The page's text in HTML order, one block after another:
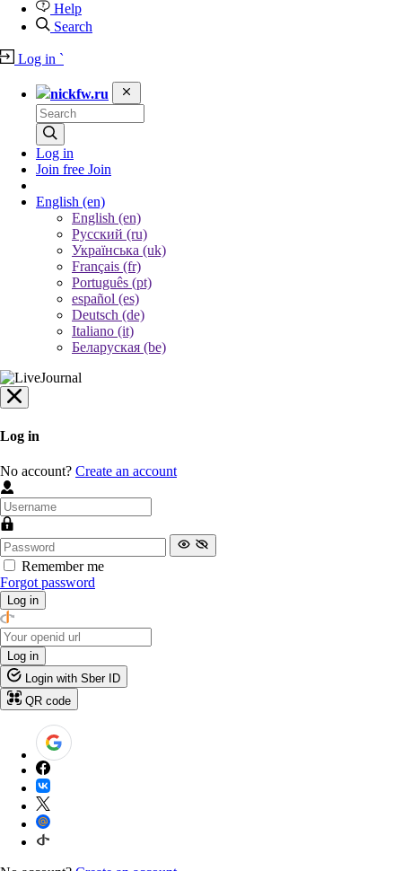
Help
Search
Log in `
nickfw.ru
Log in
Join free Join
English (en)
English (en)
Русский (ru)
Українська (uk)
Français (fr)
Português (pt)
español (es)
Deutsch (de)
Italiano (it)
Беларуская (be)
Log in
No account? Create an account
Remember me
Forgot password
Log in
Log in
Login with Sber ID
QR code